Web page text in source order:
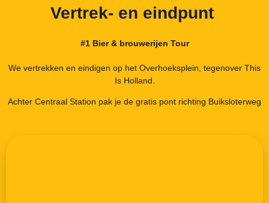
Vertrek- en eindpunt
#1 Bier & brouwerijen Tour
We vertrekken en eindigen op het Overhoeksplein, tegenover This
Is Holland.
Achter Centraal Station pak je de gratis pont richting Buiksloterweg